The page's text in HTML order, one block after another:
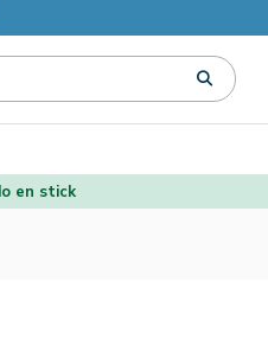
en stick